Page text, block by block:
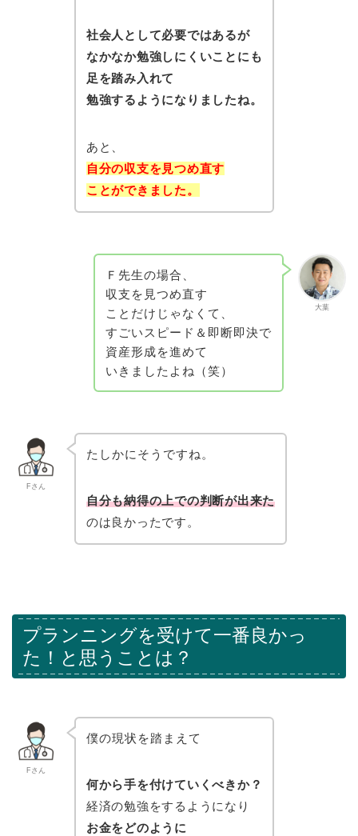
社会人として必要ではあるが
なかなか勉強しにくいことにも
足を踏み入れて
勉強するようになりましたね。
あと、
自分の収支を見つめ直す
ことができました。
大葉
Ｆ先生の場合、
収支を見つめ直す
ことだけじゃなくて、
すごいスピード＆即断即決で
資産形成を進めて
いきましたよね（笑）
Fさん
たしかにそうですね。
自分も納得の上での判断が出来た
のは良かったです。
プランニングを受けて一番良かっ
た！と思うことは？
Fさん
僕の現状を踏まえて
何から手を付けていくべきか？
経済の勉強をするようになり
お金をどのように